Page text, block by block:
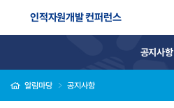
인적자원개발 컨퍼런스
공지사항
알림마당 공지사항